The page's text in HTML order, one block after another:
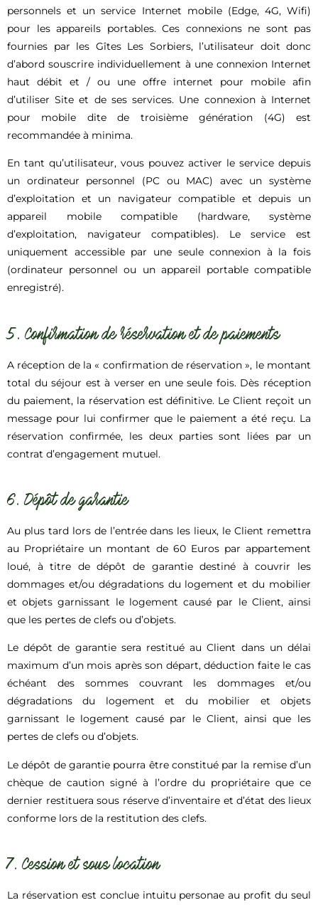
personnels et un service Internet mobile (Edge, 4G, Wifi)
pour les appareils portables. Ces connexions ne sont pas
fournies par les Gîtes Les Sorbiers, l’utilisateur doit donc
d’abord souscrire individuellement à une connexion Internet
haut débit et / ou une offre internet pour mobile afin
d’utiliser Site et de ses services. Une connexion à Internet
pour mobile dite de troisième génération (4G) est
recommandée à minima.
En tant qu’utilisateur, vous pouvez activer le service depuis
un ordinateur personnel (PC ou MAC) avec un système
d’exploitation et un navigateur compatible et depuis un
appareil mobile compatible (hardware, système
d’exploitation, navigateur compatibles). Le service est
uniquement accessible par une seule connexion à la fois
(ordinateur personnel ou un appareil portable compatible
enregistré).
5. Confirmation de réservation et de paiements
A réception de la « confirmation de réservation », le montant
total du séjour est à verser en une seule fois. Dès réception
du paiement, la réservation est définitive. Le Client reçoit un
message pour lui confirmer que le paiement a été reçu. La
réservation confirmée, les deux parties sont liées par un
contrat d’engagement mutuel.
6. Dépôt de garantie
Au plus tard lors de l’entrée dans les lieux, le Client remettra
au Propriétaire un montant de 60 Euros par appartement
loué, à titre de dépôt de garantie destiné à couvrir les
dommages et/ou dégradations du logement et du mobilier
et objets garnissant le logement causé par le Client, ainsi
que les pertes de clefs ou d’objets.
Le dépôt de garantie sera restitué au Client dans un délai
maximum d’un mois après son départ, déduction faite le cas
échéant des sommes couvrant les dommages et/ou
dégradations du logement et du mobilier et objets
garnissant le logement causé par le Client, ainsi que les
pertes de clefs ou d’objets.
Le dépôt de garantie pourra être constitué par la remise d’un
chèque de caution signé à l’ordre du propriétaire que ce
dernier restituera sous réserve d’inventaire et d’état des lieux
conforme lors de la restitution des clefs.
7. Cession et sous location
La réservation est conclue intuitu personae au profit du seul